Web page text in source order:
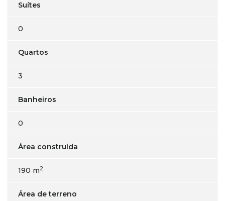
Suítes
0
Quartos
3
Banheiros
0
Área construída
190 m2
Área de terreno